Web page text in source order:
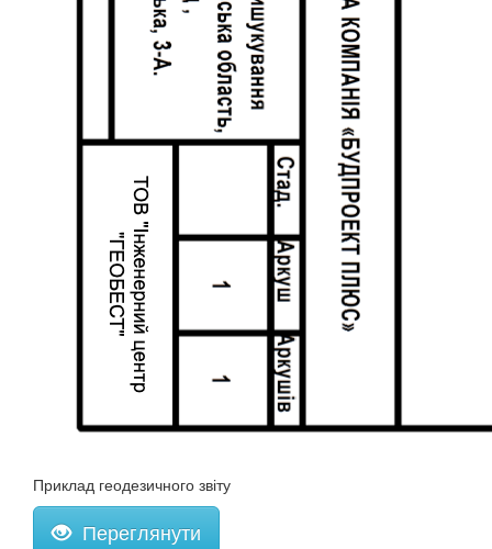
Приклад геодезичного звіту
Переглянути